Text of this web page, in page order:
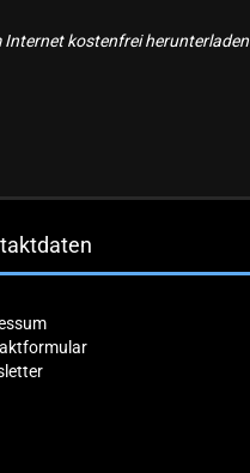
Internet kostenfrei herunterladen